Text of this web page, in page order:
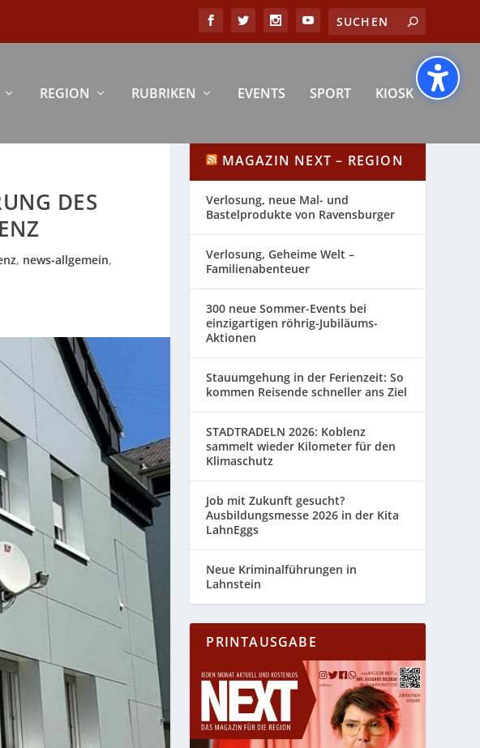
REGION RUBRIKEN EVENTS SPORT KIOSK
DES
, news-allgemein,
MAGAZIN NEXT – REGION
Verlosung, neue Mal- und
Bastelprodukte von Ravensburger
Verlosung, Geheime Welt –
Familienabenteuer
300 neue Sommer-Events bei
einzigartigen röhrig-Jubiläums-
Aktionen
Stauumgehung in der Ferienzeit: So
kommen Reisende schneller ans Ziel
STADTRADELN 2026: Koblenz
sammelt wieder Kilometer für den
Klimaschutz
Job mit Zukunft gesucht?
Ausbildungsmesse 2026 in der Kita
LahnEggs
Neue Kriminalführungen in
Lahnstein
PRINTAUSGABE